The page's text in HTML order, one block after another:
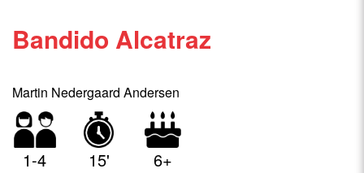
Bandido Alcatraz
Martin Nedergaard Andersen
1-4 15' 6+